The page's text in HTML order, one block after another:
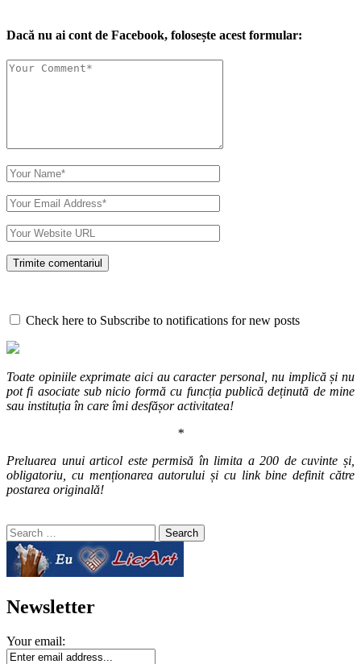
Dacă nu ai cont de Facebook, folosește acest formular:
Check here to Subscribe to notifications for new posts
Toate opiniile exprimate aici au caracter personal, nu implică și nu
pot fi asociate sub nicio formă cu funcția publică deținută de mine
sau instituția în care îmi desfășor activitatea!
*
Preluarea unui articol este permisă în limita a 200 de cuvinte și,
obligatoriu, cu menționarea autorului și cu link bine definit către
postarea originală!
Search
for:
Newsletter
Your email: